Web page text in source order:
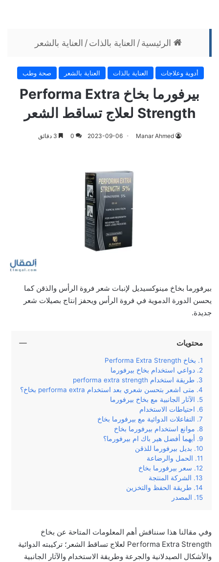
الرئيسية/ العناية بالذات/ العناية بالشعر
أدوية وعلاجات العناية بالذات العناية بالشعر صحة وطب
بيرفورما بخاخ Performa Extra
Strength لعلاج تساقط الشعر
Manar Ahmed
2023-09-06
0
بيرفورما بخاخ مينوكسيديل لإنبات شعر فروة الرأس والذقن كما
يحسن الدورة الدموية في فروة الرأس ويحفز إنتاج بصيلات شعر
جديدة.
محتويات
بخاخ Performa Extra Strength
دواعي استخدام بخاخ بيرفورما
طريقة استخدام performa extra strength
متى اشعر بتحسن شعري بعد استخدام performa extra بخاخ؟
الآثار الجانبية مع بخاخ بيرفورما
احتياطات الاستخدام
التفاعلات الدوائية مع بيرفورما بخاخ
موانع استخدام بيرفورما بخاخ
أيهما أفضل هير باك ام بيرفورما؟
بديل بيرفورما للذقن
الحمل والرضاعة
سعر بيرفورما بخاخ
الشركة المنتجة
طريقة الحفظ والتخزين
المصدر
وفي‌ ‌مقالنا‌ ‌هذا‌ ‌سنناقش‌ ‌أهم‌ ‌المعلومات‌ ‌المتاحة‌ ‌عن‌ بخاخ
Performa Extra Strength لعلاج تساقط الشعر؛ ‌تركيبته‌ ‌الدوائية‌
والأشكال الصيدلانية ‌والجرعة‌ ‌وطريقة‌ ‌الاستخدام‌ ‌والآثار‌ ‌الجانبية‌